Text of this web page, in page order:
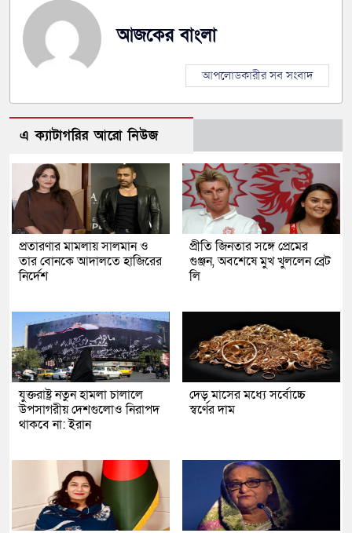
আজকের বাংলা
আপলোডকারীর সব সংবাদ
এ ক্যাটাগরির আরো নিউজ
প্রতারণার মামলায় সালমান ও
তার বোনকে আদালতে হাজিরের
নির্দেশ
প্রীতি জিনতার সঙ্গে প্রেমের
গুঞ্জন, অবশেষে মুখ খুললেন ব্রেট
লি
যুক্তরাষ্ট্র নতুন হামলা চালালে
উপসাগরীয় দেশগুলোও নিরাপদ
থাকবে না: ইরান
দেড় মাসের মধ্যে সর্বোচ্চে
স্বর্ণের দাম